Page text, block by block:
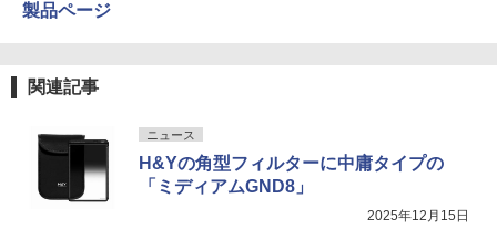
製品ページ
関連記事
ニュース
H&Yの角型フィルターに中庸タイプの
「ミディアムGND8」
2025年12月15日